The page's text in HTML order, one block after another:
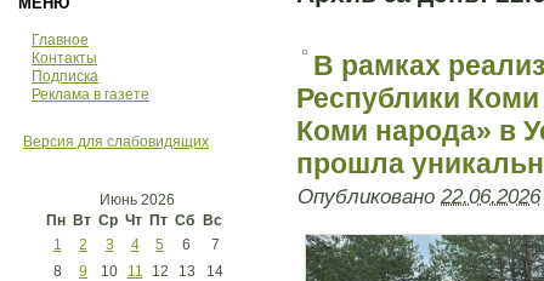
Главное
Контакты
Подписка
Реклама в газете
Версия для слабовидящих
Июнь 2026
Пн Вт Ср Чт Пт Сб Вс
1 2 3 4 5 6
7
8
9 10 11 12 13
14
В рамках
Республики
Коми народа» в
прошла
Опубликовано 22.06.2026